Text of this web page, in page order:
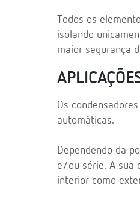
Todos os
isolando
maior segurança
Os condensadores
automáticas.
Dependendo da
e/ou série. A sua
interior como